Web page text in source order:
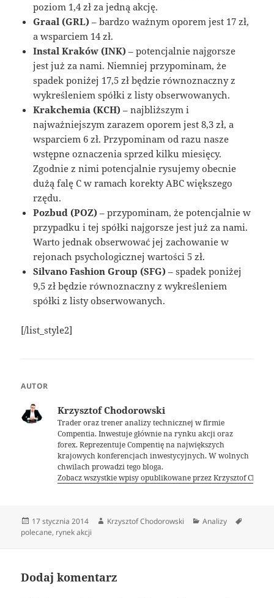
poziom 1,4 zł za jedną akcję.
Graal (GRL) – bardzo ważnym oporem jest 17 zł,
a wsparciem 14 zł.
Instal Kraków (INK) – potencjalnie najgorsze
jest już za nami. Niemniej przypominam, że
spadek poniżej 17,5 zł będzie równoznaczny z
wykreśleniem spółki z listy obserwowanych.
Krakchemia (KCH) – najbliższym i
najważniejszym zarazem oporem jest 8,3 zł, a
wsparciem 6 zł. Przypominam od razu nasze
wstępne oznaczenia sprzed kilku miesięcy.
Zgodnie z nimi potencjalnie rysujemy obecnie
dużą falę C w ramach korekty ABC większego
rzędu.
Pozbud (POZ) – przypominam, że potencjalnie w
przypadku i tej spółki najgorsze jest już za nami.
Warto jednak obserwować jej zachowanie w
rejonach psychologicznej wartości 5 zł.
Silvano Fashion Group (SFG) – spadek poniżej
9,5 zł będzie równoznaczny z wykreśleniem
spółki z listy obserwowanych.
[/list_style2]
AUTOR
Krzysztof Chodorowski
Trader oraz trener analizy technicznej w firmie
Compentia. Inwestuje głównie na rynku akcji oraz
forex. Reprezentuje Compentię na największych
krajowych konferencjach inwestycyjnych. W wolnych
chwilach prowadzi tego bloga.
Zobacz wszystkie wpisy opublikowane przez Krzysztof
Data
publikacji
17 stycznia 2014 Autor
Krzysztof Chodorowski Kategorie
Analizy
polecane, rynek akcji
Dodaj komentarz